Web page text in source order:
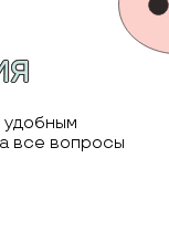
все вопросы